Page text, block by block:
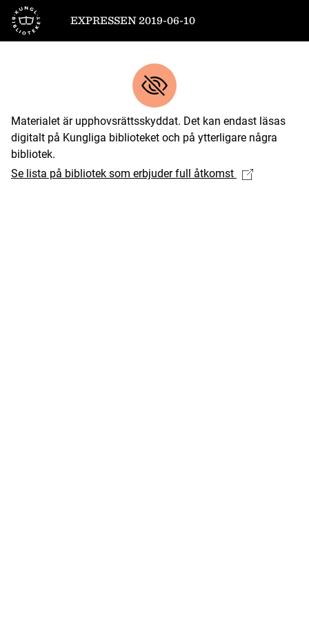
Till startsidan
EXPRESSEN 2019-06-10
Materialet är upphovsrättsskyddat. Det kan endast läsas
digitalt på Kungliga biblioteket och på ytterligare några
bibliotek.
Se lista på bibliotek som erbjuder full åtkomst